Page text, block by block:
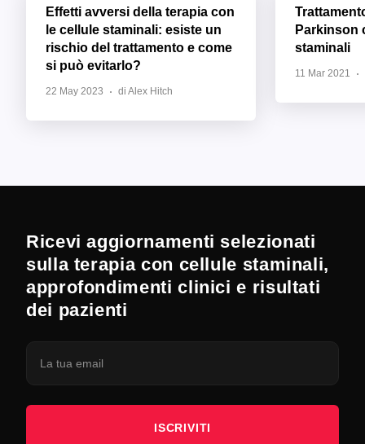
Effetti avversi della terapia con
le cellule staminali: esiste un
rischio del trattamento e come
si può evitarlo?
22 May 2023 di Alex Hitch
Parkinson
staminali
11 Mar 2021
Ricevi aggiornamenti selezionati
sulla terapia con cellule staminali,
approfondimenti clinici e risultati
dei pazienti
ISCRIVITI